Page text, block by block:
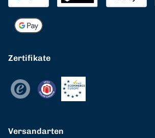
Zertifikate
Versandarten